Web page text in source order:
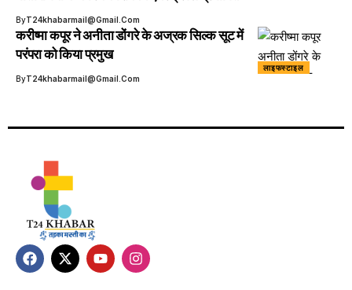
ByT24khabarmail@gmail.com
लाइफस्टाइल
करीष्मा कपूर ने अनीता डोंगरे के अज्रक सिल्क सूट में
परंपरा को किया प्रमुख
ByT24khabarmail@gmail.com